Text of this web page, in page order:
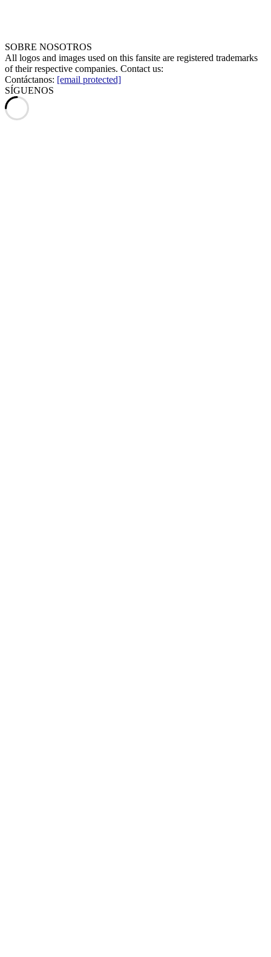
SOBRE NOSOTROS
All logos and images used on this fansite are registered trademarks
of their respective companies. Contact us:
Contáctanos: [email protected]
SÍGUENOS